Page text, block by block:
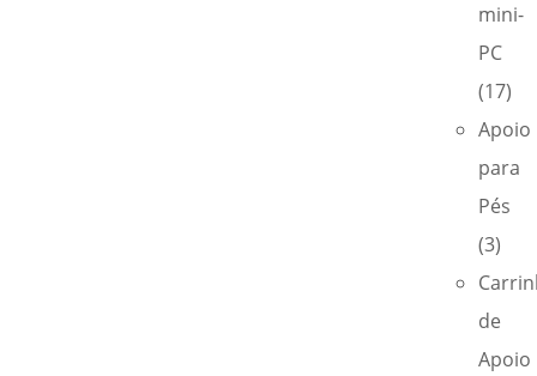
mini-
PC
(17)
Apoio
para
Pés
(3)
de
Apoio